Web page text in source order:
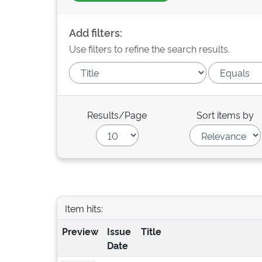
Add filters:
Use filters to refine the search results.
Results/Page Sort items by
Item hits:
Preview
Issue
Date
Title